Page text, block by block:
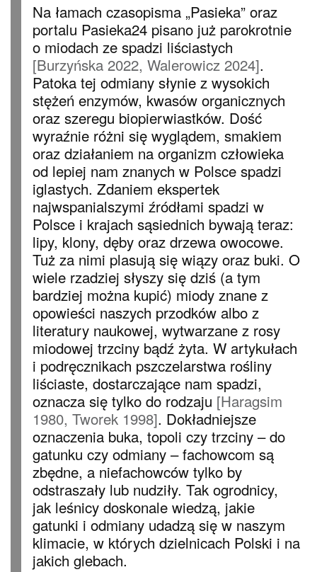
Na łamach czasopisma „Pasieka” oraz
portalu Pasieka24 pisano już parokrotnie
o miodach ze spadzi liściastych
[Burzyńska 2022, Walerowicz 2024].
Patoka tej odmiany słynie z wysokich
stężeń enzymów, kwasów organicznych
oraz szeregu biopierwiastków. Dość
wyraźnie różni się wyglądem, smakiem
oraz działaniem na organizm człowieka
od lepiej nam znanych w Polsce spadzi
iglastych. Zdaniem ekspertek
najwspanialszymi źródłami spadzi w
Polsce i krajach sąsiednich bywają teraz:
lipy, klony, dęby oraz drzewa owocowe.
Tuż za nimi plasują się wiązy oraz buki. O
wiele rzadziej słyszy się dziś (a tym
bardziej można kupić) miody znane z
opowieści naszych przodków albo z
literatury naukowej, wytwarzane z rosy
miodowej trzciny bądź żyta. W artykułach
i podręcznikach pszczelarstwa rośliny
liściaste, dostarczające nam spadzi,
oznacza się tylko do rodzaju [Haragsim
1980, Tworek 1998]. Dokładniejsze
oznaczenia buka, topoli czy trzciny – do
gatunku czy odmiany – fachowcom są
zbędne, a niefachowców tylko by
odstraszały lub nudziły. Tak ogrodnicy,
jak leśnicy doskonale wiedzą, jakie
gatunki i odmiany udadzą się w naszym
klimacie, w których dzielnicach Polski i na
jakich glebach.